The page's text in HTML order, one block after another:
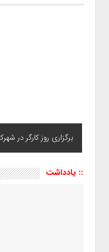
برگزاری روز کارگر در
:: یادداشت